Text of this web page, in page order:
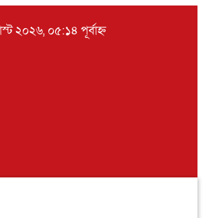
২০২৬, ০৫:১৪ পূর্বাহ্ন